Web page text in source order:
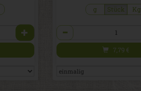
g Stück Kg
Anzahl
7,79 €